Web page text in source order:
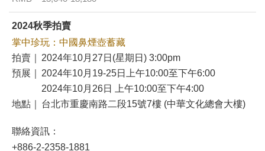
2024秋季拍賣
掌中珍玩：中國鼻煙壺蓄藏
拍賣｜
2024年10月27日(星期日) 3:00pm
預展｜
2024年10月19-25日上午10:00至下午6:00
2024年10月26日 上午10:00至下午4:00
地點｜
台北市重慶南路二段15號7樓 (中華文化總會大樓)
聯絡資訊：
+886-2-2358-1881